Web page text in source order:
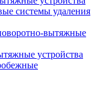
системы удаления
вытяжные
устройства